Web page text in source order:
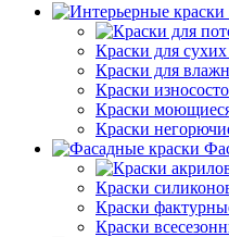
Краски для
Краски для
Краски
Краски
Краски
Краски
Краски
Краски